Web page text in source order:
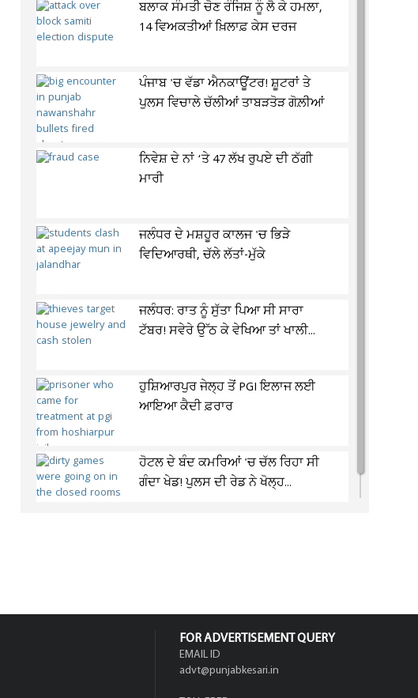
ਬਲਾਕ ਸੰਮਤੀ ਚੋਣ ਰੰਜਿਸ਼ ਨੂੰ ਲੈ ਕੇ ਹਮਲਾ,
14 ਵਿਅਕਤੀਆਂ ਖ਼ਿਲਾਫ਼ ਕੇਸ ਦਰਜ
ਪੰਜਾਬ 'ਚ ਵੱਡਾ ਐਨਕਾਊਂਟਰ! ਸ਼ੂਟਰਾਂ ਤੇ
ਪੁਲਸ ਵਿਚਾਲੇ ਚੱਲੀਆਂ ਤਾਬੜਤੋੜ ਗੋਲ਼ੀਆਂ
ਨਿਵੇਸ਼ ਦੇ ਨਾਂ ‘ਤੇ 47 ਲੱਖ ਰੁਪਏ ਦੀ ਠੱਗੀ
ਮਾਰੀ
ਜਲੰਧਰ ਦੇ ਮਸ਼ਹੂਰ ਕਾਲਜ 'ਚ ਭਿੜੇ
ਵਿਦਿਆਰਥੀ, ਚੱਲੇ ਲੱਤਾਂ-ਮੁੱਕੇ
ਜਲੰਧਰ: ਰਾਤ ਨੂੰ ਸੁੱਤਾ ਪਿਆ ਸੀ ਸਾਰਾ
ਟੱਬਰ! ਸਵੇਰੇ ਉੱਠ ਕੇ ਵੇਖਿਆ ਤਾਂ ਖਾਲੀ...
ਹੁਸ਼ਿਆਰਪੁਰ ਜੇਲ੍ਹ ਤੋਂ PGI ਇਲਾਜ ਲਈ
ਆਇਆ ਕੈਦੀ ਫ਼ਰਾਰ
ਹੋਟਲ ਦੇ ਬੰਦ ਕਮਰਿਆਂ 'ਚ ਚੱਲ ਰਿਹਾ ਸੀ
ਗੰਦਾ ਖੇਡ! ਪੁਲਸ ਦੀ ਰੇਡ ਨੇ ਖੋਲ੍ਹ...
FOR ADVERTISEMENT QUERY
EMAIL ID
advt@punjabkesari.in